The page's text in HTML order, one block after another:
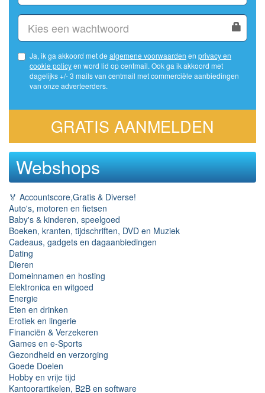
Ja, ik ga akkoord met de algemene voorwaarden en privacy en
cookie policy
dagelijks +/- 3 mails van centmail met commerciële aanbiedingen
van onze adverteerders.
GRATIS AANMELDEN
Webshops
🏅 Accountscore,Gratis & Diverse!
Auto's, motoren en fietsen
Baby's & kinderen, speelgoed
Boeken, kranten, tijdschriften, DVD en Muziek
Cadeaus, gadgets en dagaanbiedingen
Dating
Dieren
Domeinnamen en hosting
Elektronica en witgoed
Energie
Eten en drinken
Erotiek en lingerie
Financiën & Verzekeren
Games en e-Sports
Gezondheid en verzorging
Goede Doelen
Hobby en vrije tijd
Kantoorartikelen, B2B en software